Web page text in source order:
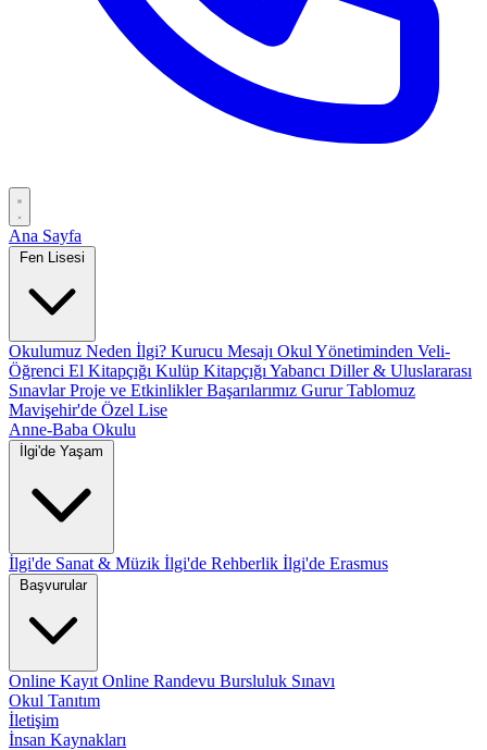
Ana Sayfa
Fen Lisesi
Okulumuz Neden İlgi? Kurucu Mesajı Okul Yönetiminden Veli-
Öğrenci El Kitapçığı Kulüp Kitapçığı Yabancı Diller & Uluslararası
SınavlarProje ve EtkinliklerBaşarılarımız Gurur Tablomuz
Mavişehir'de Özel Lise
Anne-Baba Okulu
İlgi'de Yaşam
İlgi'de Sanat & Müzik İlgi'de Rehberlik İlgi'de Erasmus
Başvurular
Online Kayıt Online Randevu Bursluluk Sınavı
Okul Tanıtım
İletişim
İnsan Kaynakları